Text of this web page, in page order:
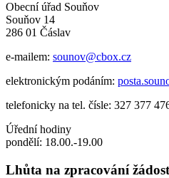
Obecní úřad Souňov
Souňov 14
286 01 Čáslav
e-mailem: sounov@cbox.cz
elektronickým podáním:
telefonicky na tel. čísle: 327 377
Úřední hodiny
pondělí: 18.00.-19.00
Lhůta na zpracování